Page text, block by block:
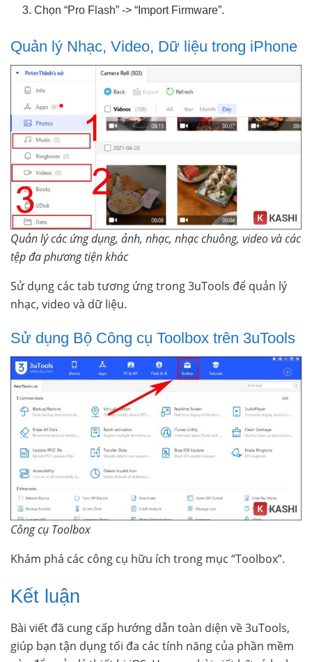
Chọn “Pro Flash” -> “Import Firmware”.
Quản lý Nhạc, Video, Dữ liệu trong iPhone
Quản lý các ứng dụng, ảnh, nhạc, nhạc chuông, video và các
tệp đa phương tiện khác
Sử dụng các tab tương ứng trong 3uTools để quản lý
nhạc, video và dữ liệu.
Sử dụng Bộ Công cụ Toolbox trên 3uTools
Công cụ Toolbox
Khám phá các công cụ hữu ích trong mục “Toolbox”.
Kết luận
Bài viết đã cung cấp hướng dẫn toàn diện về 3uTools,
giúp bạn tận dụng tối đa các tính năng của phần mềm